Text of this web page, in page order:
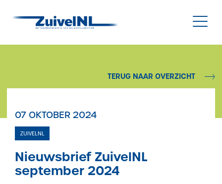
Duurzaamheid
Diergezondheid
Onderzoek & Innovatie
TERUG NAAR OVERZICHT
07 OKTOBER 2024
ZUIVELNL
Nieuwsbrief ZuivelNL
september 2024